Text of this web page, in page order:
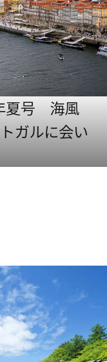
夏号 海風
ガルに会い